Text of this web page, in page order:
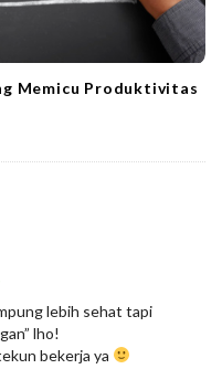
Memicu Produktivitas
lebih sehat tapi
lho!
bekerja ya